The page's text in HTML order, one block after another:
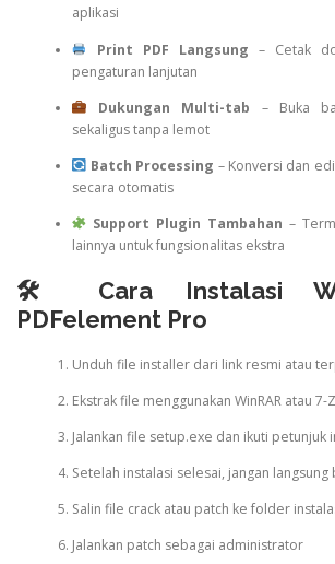
aplikasi
Print PDF Langsung – Cetak
pengaturan lanjutan
Dukungan Multi-tab – Buka
sekaligus tanpa lemot
Batch Processing – Konversi dan
secara otomatis
Support Plugin Tambahan –
lainnya untuk fungsionalitas ekstra
🛠 Cara Instalasi
PDFelement Pro
Unduh file installer dari link resmi atau
Ekstrak file menggunakan WinRAR atau 7-
Jalankan file setup.exe dan ikuti petunjuk
Setelah instalasi selesai, jangan
Salin file crack atau patch ke folder
Jalankan patch sebagai administrator